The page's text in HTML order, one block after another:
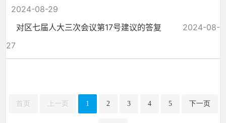
2024-08-29
对区七届人大三次会议第17号建议的答复
2024-08-
27
首页 上一页 1 2 3 4 5 下一页